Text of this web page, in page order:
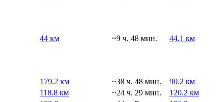
44 км ~9 ч. 48 мин. 44.1 км
179.2 км ~38 ч. 48 мин. 90.2 км
118.8 км ~24 ч. 29 мин. 120.2 км